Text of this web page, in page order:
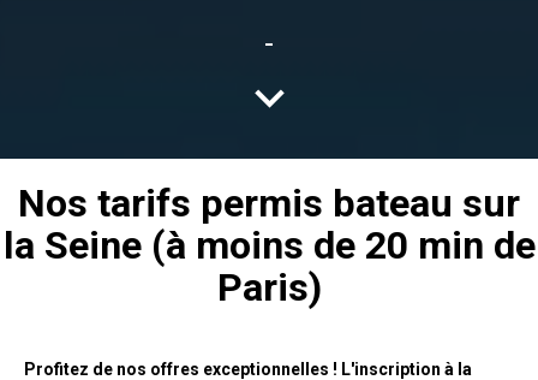
-
keyboard_arrow_down
Nos tarifs permis bateau sur
la Seine (à moins de 20 min de
Paris)
Profitez de nos offres exceptionnelles ! L'inscription à la